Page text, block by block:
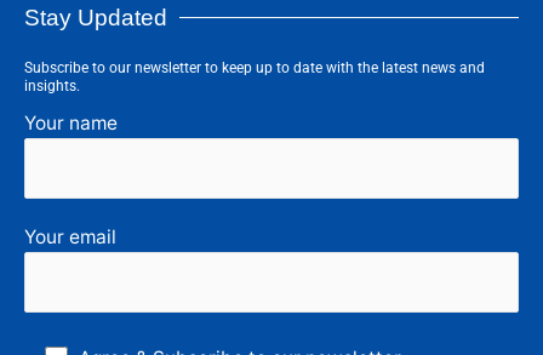
Stay Updated
Subscribe to our newsletter to keep up to date with the latest news and
insights.
Your name
Your email